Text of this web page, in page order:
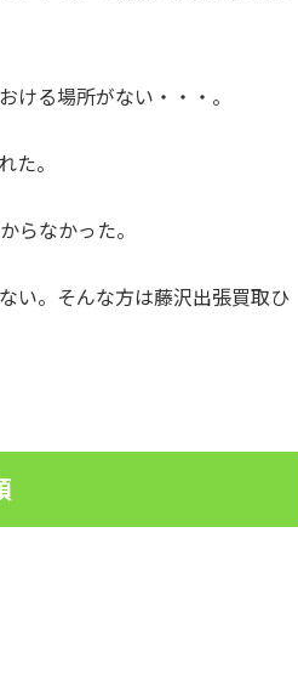
ける場所がない・・・。
た。
らなかった。
い。そんな方は藤沢出張買取ひ